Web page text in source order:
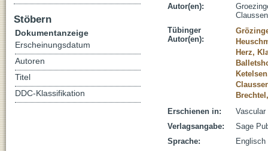
Autor(en):
Tübinger
Autor(en):
Herz,
Erschienen in:
Vascular
Verlagsangabe:
Sage
Sprache:
Englisch
Stöbern
Dokumentanzeige
Erscheinungsdatum
Autoren
Titel
DDC-Klassifikation